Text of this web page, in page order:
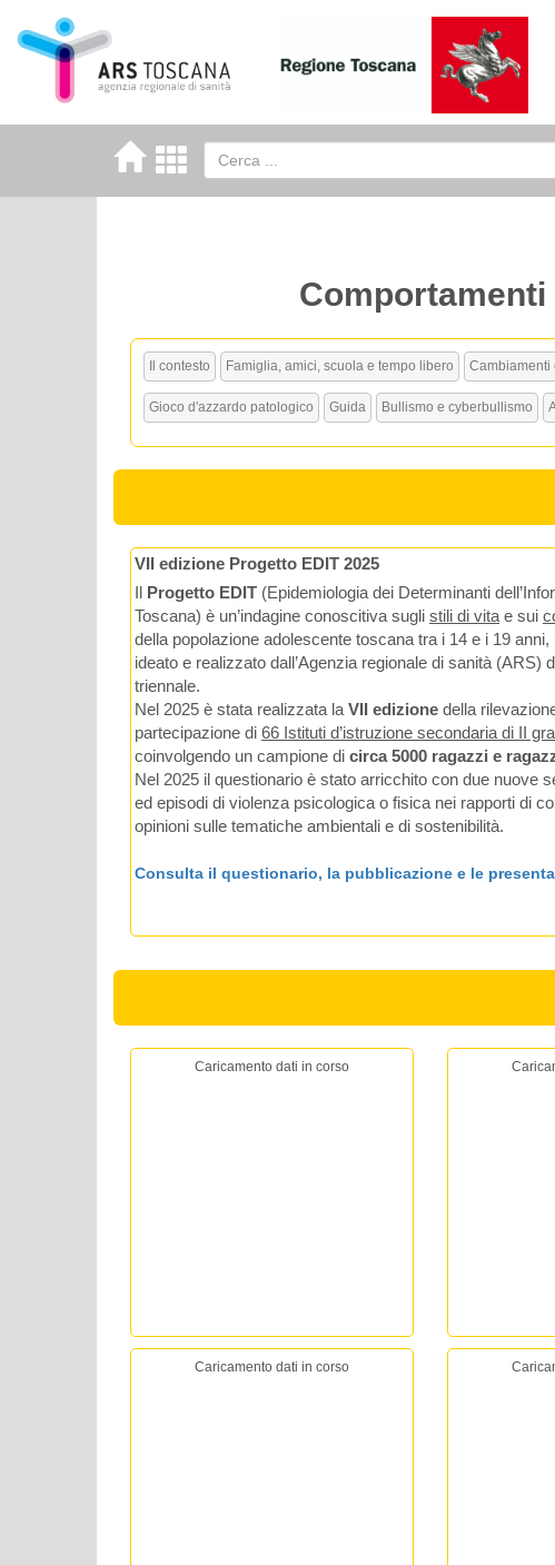
Il contesto Famiglia, amici, scuola e tempo libero Cambiamenti
Gioco d'azzardo patologico Guida Bullismo e cyberbullismo
VII edizione Progetto EDIT 2025
Il Progetto EDIT (Epidemiologia dei Determinanti
Toscana) è un’indagine conoscitiva sugli stili di vita e sui
della popolazione adolescente toscana tra i 14 e i 19
ideato e realizzato dall’Agenzia regionale di sanità (ARS)
triennale.
Nel 2025 è stata realizzata la VII edizione della
partecipazione di 66 Istituti d’istruzione secondaria di II
coinvolgendo un campione di circa 5000 ragazzi e
Nel 2025 il questionario è stato arricchito con due nuove
ed episodi di violenza psicologica o fisica nei rapporti di
opinioni sulle tematiche ambientali e di sostenibilità.
Consulta il questionario, la pubblicazione e le
Caricamento dati in corso
Caricamento dati in corso